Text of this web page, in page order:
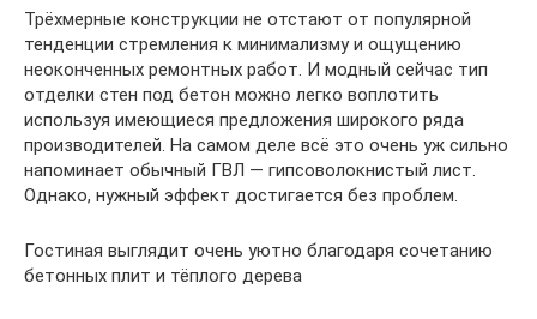
Трёхмерные конструкции не отстают от популярной
тенденции стремления к минимализму и ощущению
неоконченных ремонтных работ. И модный сейчас тип
отделки стен под бетон можно легко воплотить
используя имеющиеся предложения широкого ряда
производителей. На самом деле всё это очень уж сильно
напоминает обычный ГВЛ — гипсоволокнистый лист.
Однако, нужный эффект достигается без проблем.
Гостиная выглядит очень уютно благодаря сочетанию
бетонных плит и тёплого дерева